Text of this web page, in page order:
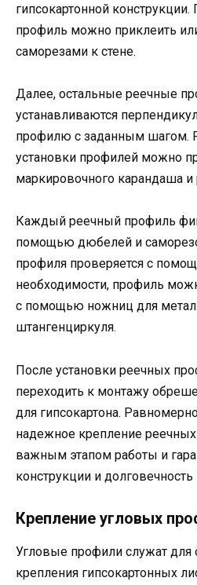
гипсокартонной
профиль можно приклеить
саморезами к стене.
Далее, остальные реечные
устанавливаются
профилю с заданным шагом.
установки профилей можно
маркировочного карандаша и
Каждый реечный профиль
помощью дюбелей и
профиля проверяется с
необходимости, профиль
с помощью ножниц для
штангенциркуля.
После установки реечных
переходить к монтажу
для гипсокартона.
надежное крепление
важным этапом работы и
конструкции и долговечность
Крепление угловых
Угловые профили служат для
крепления гипсокартонных